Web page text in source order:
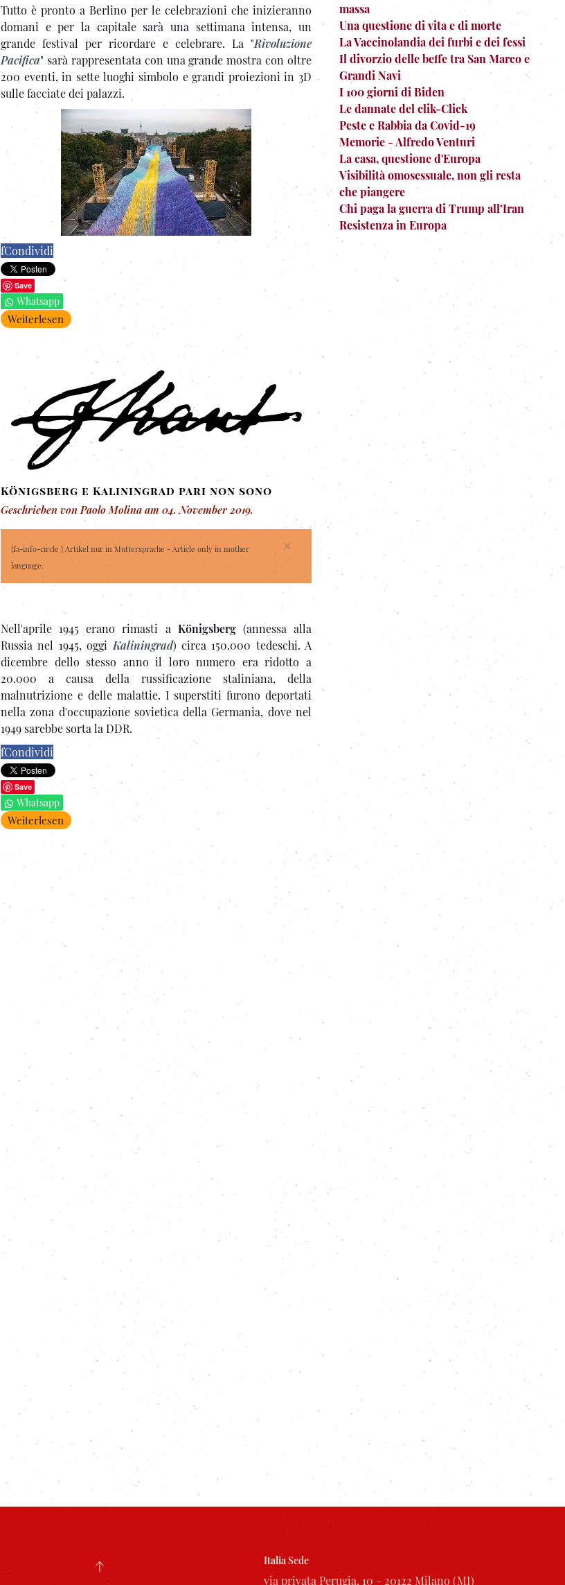
Tutto è pronto a Berlino per le celebrazioni che inizieranno
domani e per la capitale sarà una settimana intensa, un
grande festival per ricordare e celebrare. La "Rivoluzione
Pacifica" sarà rappresentata con una grande mostra con oltre
200 eventi, in sette luoghi simbolo e grandi proiezioni in 3D
sulle facciate dei palazzi.
fCondividi
Save
Whatsapp
Weiterlesen
Königsberg e Kaliningrad pari non sono
Geschrieben von Paolo Molina am 04. November 2019.
×
{fa-info-circle } Artikel nur in Muttersprache - Article only in mother
language.
Nell'aprile 1945 erano rimasti a Königsberg (annessa alla
Russia nel 1945, oggi Kaliningrad) circa 150.000 tedeschi. A
dicembre dello stesso anno il loro numero era ridotto a
20.000 a causa della russificazione staliniana, della
malnutrizione e delle malattie. I superstiti furono deportati
nella zona d'occupazione sovietica della Germania, dove nel
1949 sarebbe sorta la DDR.
fCondividi
Save
Whatsapp
Weiterlesen
massa
Una questione di vita e di morte
La Vaccinolandia dei furbi e dei fessi
Il divorzio delle beffe tra San Marco e
Grandi Navi
I 100 giorni di Biden
Le dannate del clik-Click
Peste e Rabbia da Covid-19
Memorie - Alfredo Venturi
La casa, questione d'Europa
Visibilità omosessuale, non gli resta
che piangere
Chi paga la guerra di Trump all’Iran
Resistenza in Europa
ItaliaSede
via privata Perugia, 10 - 20122 Milano (MI)